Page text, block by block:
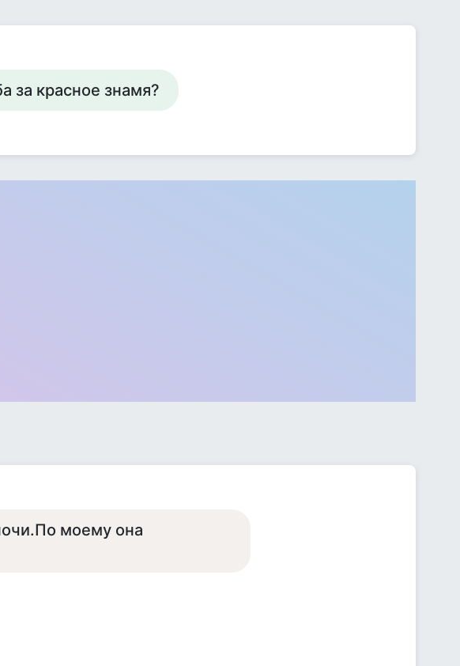
за красное знамя?
моему она